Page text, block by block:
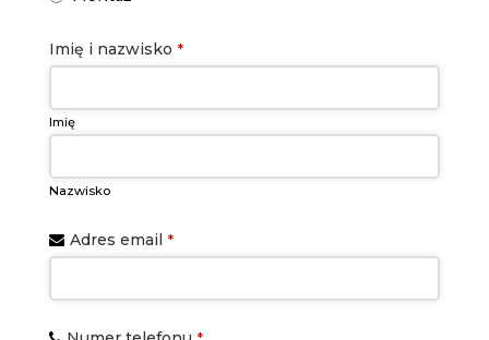
Imię i nazwisko *
Imię
Nazwisko
Phone
Number
Adres email *